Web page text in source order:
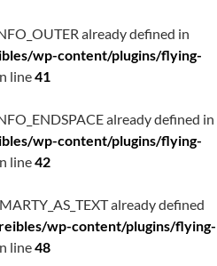
already defined in
wp-content/plugins/flying-
line41
already defined in
wp-content/plugins/flying-
line42
already defined
wp-content/plugins/flying-
line48